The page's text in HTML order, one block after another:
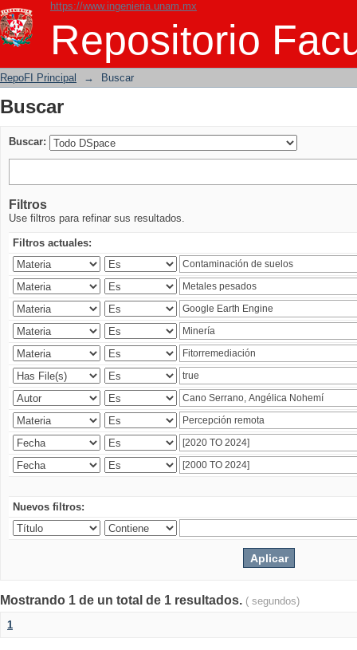
https://www.ingenieria.unam.mx
Repositorio
Buscar
RepoFI Principal → Buscar
Buscar
Buscar:
Filtros
Use filtros para refinar sus resultados.
Filtros actuales:
Nuevos filtros:
Mostrando 1 de un total de 1 resultados. ( segundos)
1